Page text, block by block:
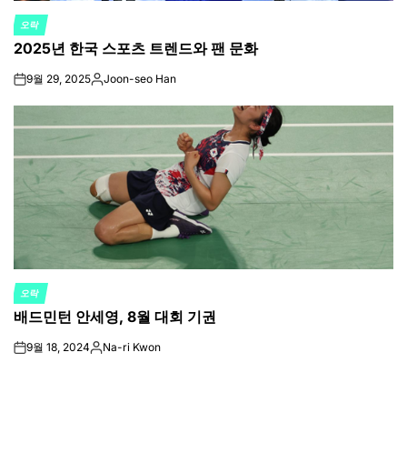
POSTED
IN
오락
2025년 한국 스포츠 트렌드와 팬 문화
on9월 29, 2025Posted
Joon-seo Han
POSTED
IN
오락
배드민턴 안세영, 8월 대회 기권
on9월 18, 2024Posted
Na-ri Kwon